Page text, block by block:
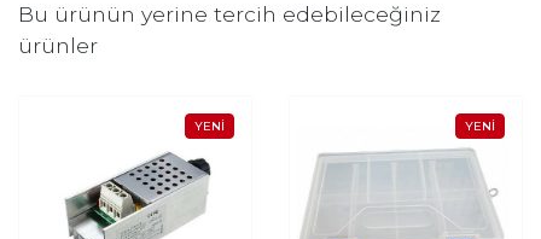
Bu ürünün yerine tercih edebileceğiniz
ürünler